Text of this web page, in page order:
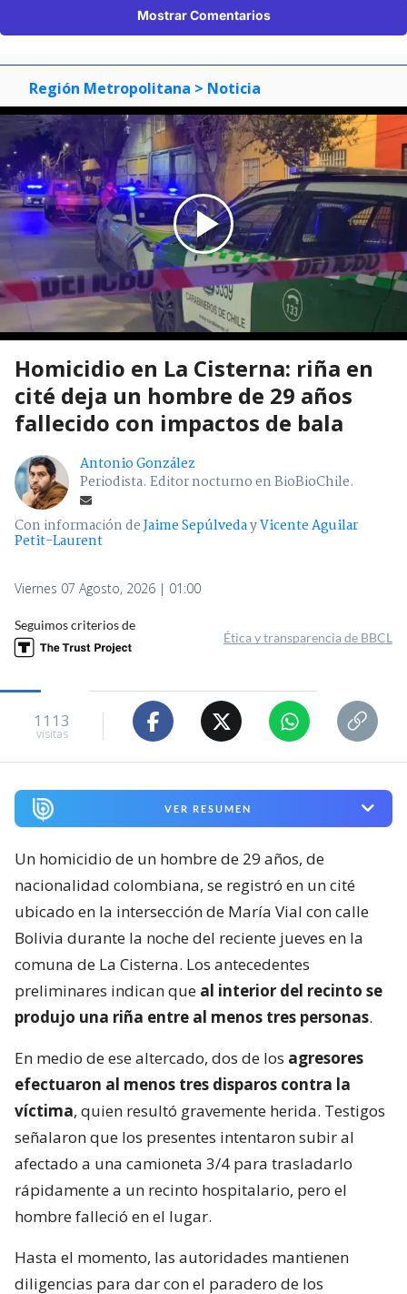
Mostrar Comentarios
Región Metropolitana > Noticia
Homicidio en La Cisterna: riña en
cité deja un hombre de 29 años
fallecido con impactos de bala
Antonio González
Periodista. Editor nocturno en BioBioChile.
Con información deJaime SepúlvedayVicente Aguilar
Petit-Laurent
Viernes 07 Agosto, 2026 | 01:00
Seguimos criterios de
Ética y transparencia de BBCL
1113
visitas
VER RESUMEN
Un homicidio de un hombre de 29 años, de
nacionalidad colombiana, se registró en un cité
ubicado en la intersección de María Vial con calle
Bolivia durante la noche del reciente jueves en la
comuna de La Cisterna. Los antecedentes
preliminares indican que al interior del recinto se
produjo una riña entre al menos tres personas.
En medio de ese altercado, dos de los agresores
efectuaron al menos tres disparos contra la
víctima, quien resultó gravemente herida. Testigos
señalaron que los presentes intentaron subir al
afectado a una camioneta 3/4 para trasladarlo
rápidamente a un recinto hospitalario, pero el
hombre falleció en el lugar.
Hasta el momento, las autoridades mantienen
diligencias para dar con el paradero de los